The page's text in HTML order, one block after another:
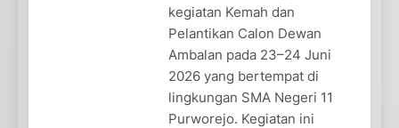
kegiatan Kemah dan
Pelantikan Calon Dewan
Ambalan pada 23–24 Juni
2026 yang bertempat di
lingkungan SMA Negeri 11
Purworejo. Kegiatan ini